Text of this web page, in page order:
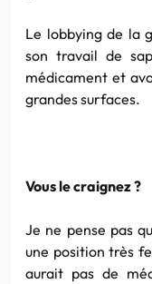
Le lobbying de la
son travail de
médicament et
grandes surfaces.
Vous le craignez ?
Je ne pense pas
une position très
aurait pas de